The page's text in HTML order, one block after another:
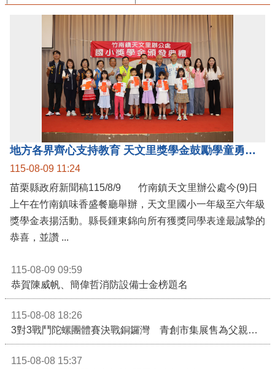
地方各界齊心支持教育 天文里獎學金鼓勵學童勇敢追夢
115-08-09 11:24
苗栗縣政府新聞稿115/8/9 竹南鎮天文里辦公處今(9)日
上午在竹南鎮味香盛餐廳舉辦，天文里國小一年級至六年級
獎學金表揚活動。縣長鍾東錦向所有獲獎同學表達最誠摯的
恭喜，並讚 ...
115-08-09 09:59
恭賀陳威帆、簡偉哲消防設備士金榜題名
115-08-08 18:26
3對3戰鬥陀螺團體賽決戰銅鑼灣 青創市集展售為父親節增添繽紛
115-08-08 15:37